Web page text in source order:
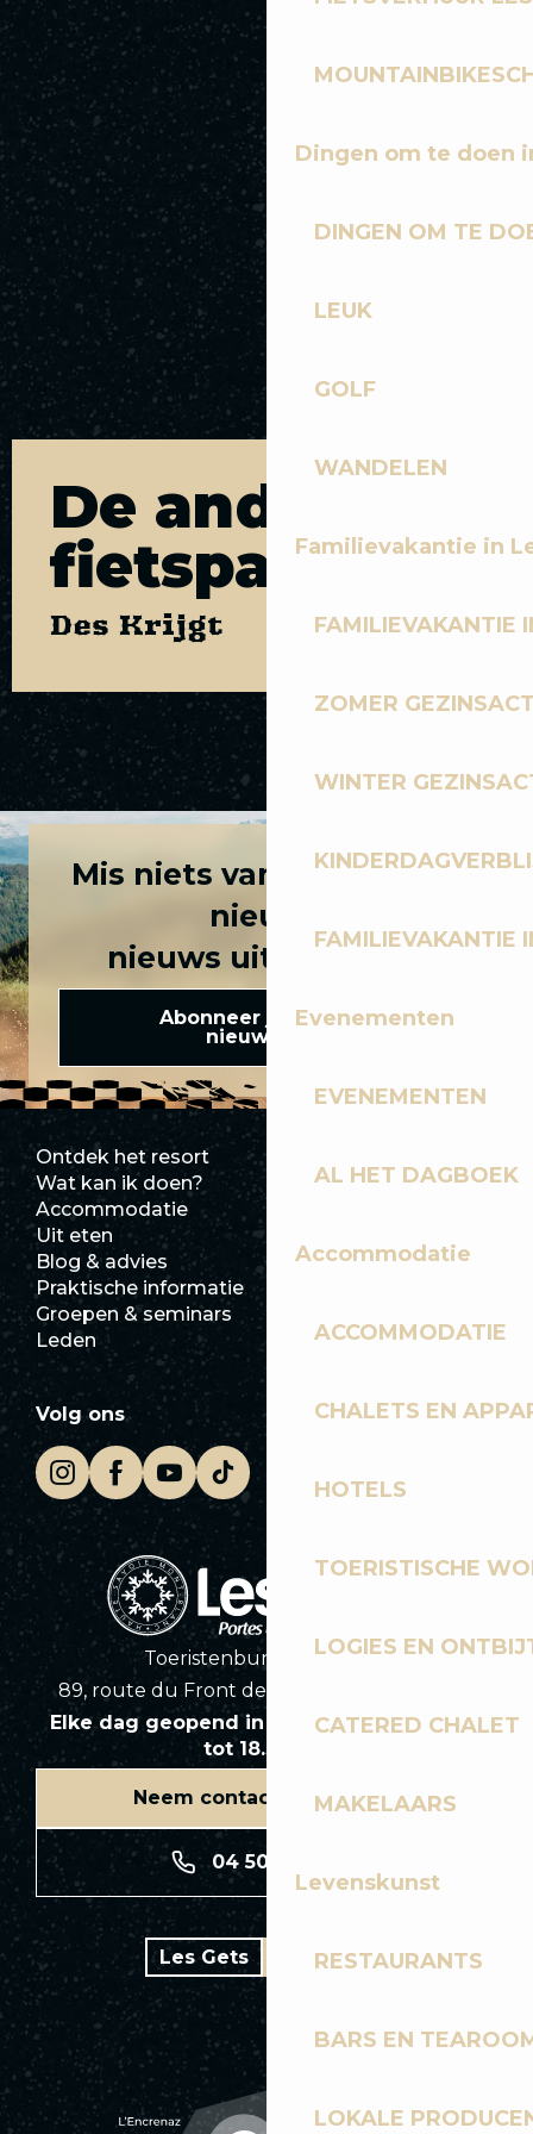
Dingen om te doen
DINGEN OM TE
LEUK
GOLF
WANDELEN
Familievakantie in
FAMILIEVAKANTIE
ZOMER
WINTER
FAMILIEVAKANTIE
Evenementen
EVENEMENTEN
AL HET DAGBOEK
Accommodatie
ACCOMMODATIE
CHALETS EN
HOTELS
TOERISTISCHE
LOGIES EN
CATERED CHALET
MAKELAARS
Levenskunst
RESTAURANTS
BARS EN
LOKALE
De andere
fietspaden
Des Krijgt
TOMAWAK
Mis niets van het laatste
nieuws
nieuws uit Les Gets!
Abonneer je op onze
nieuwsbrief
Ontdek het resort
Wat kan ik doen?
Accommodatie
Uit eten
Blog & advies
Praktische informatie
Groepen & seminars
Leden
Club Les Gets
Ecotoerisme
Les Gets Toerisme
Volg ons
Toeristenbureau Les Gets
89, route du Front de Neige 74260 Les Gets
Elke dag geopend in het seizoen van 8.30
tot 18.30 uur
Neem contact met ons op
04 50 74 74 74
Les Gets Bike park